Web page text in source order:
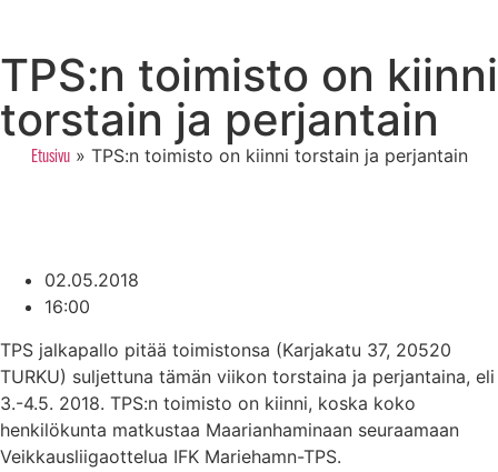
TPS:n toimisto on kiinni
torstain ja perjantain
Etusivu» TPS:n toimisto on kiinni torstain ja perjantain
02.05.2018
16:00
TPS jalkapallo pitää toimistonsa (Karjakatu 37, 20520
TURKU) suljettuna tämän viikon torstaina ja perjantaina, eli
3.-4.5. 2018. TPS:n toimisto on kiinni, koska koko
henkilökunta matkustaa Maarianhaminaan seuraamaan
Veikkausliigaottelua IFK Mariehamn-TPS.